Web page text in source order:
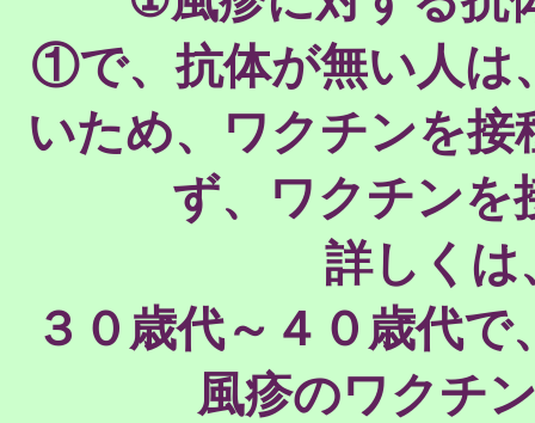
①で、抗体が無い人は
いため、ワクチンを
ず、ワクチンを
詳しくは
３０歳代～４０歳代
風疹のワクチ